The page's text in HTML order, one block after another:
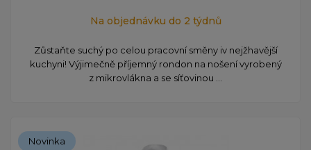
Na objednávku do 2 týdnů
Zůstaňte suchý po celou pracovní směny iv nejžhavější
kuchyni! Výjimečně příjemný rondon na nošení vyrobený
z mikrovlákna a se síťovinou ...
Novinka